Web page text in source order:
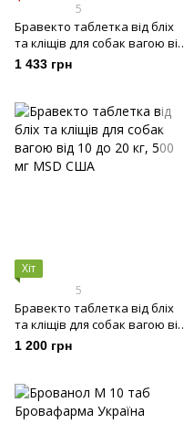
5
Бравекто таблетка від бліх
та кліщів для собак вагою від
40 до 56 кг, 1400 мг
1 433 грн
Хіт
5
Бравекто таблетка від бліх
та кліщів для собак вагою від
10 до 20 кг, 500 мг
1 200 грн